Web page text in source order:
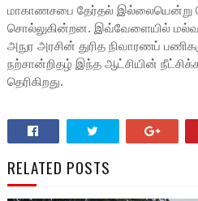
மாகாணசபை தேர்தல் இல்லையென்று
சொல்லுகின்றன. இவ்வேளையில்
அநுர அரசின் துரித நிவாரணப்
நற்சான்றிதழ் இந்த ஆட்சியின்
தெரிகிறது.
RELATED POSTS